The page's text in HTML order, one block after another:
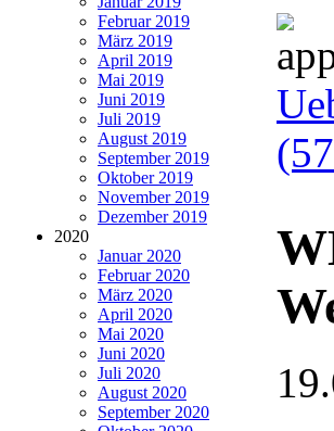
Februar 2019
März 2019
April 2019
Mai 2019
Juni 2019
Juli 2019
August 2019
September 2019
Oktober 2019
November 2019
Dezember 2019
2020
Januar 2020
Februar 2020
März 2020
April 2020
Mai 2020
Juni 2020
Juli 2020
August 2020
September 2020